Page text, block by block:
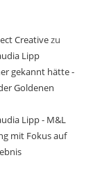
Creativezu
Lipp
gekannt hätte -
Goldenen
Lipp - M&L
mit Fokus auf